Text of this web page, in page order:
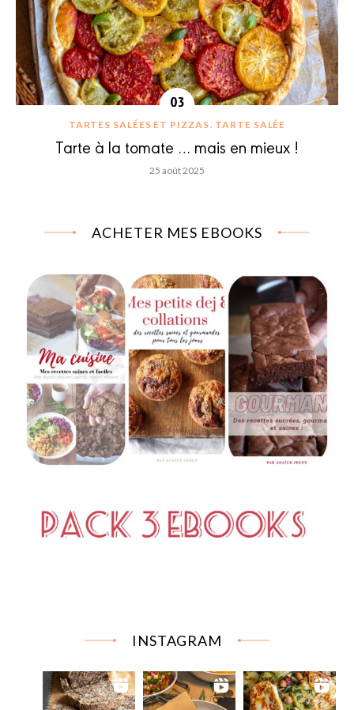
TARTES SALÉES ET PIZZAS TARTE SALÉE
Tarte à la tomate … mais en mieux !
25 août 2025
ACHETER MES EBOOKS
INSTAGRAM